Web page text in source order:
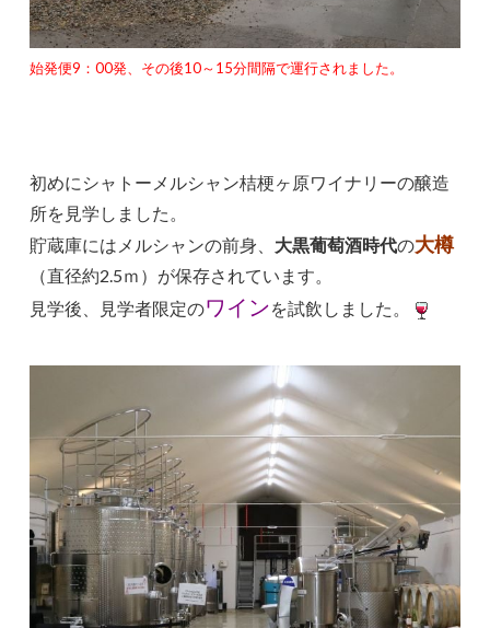
始発便9：00発、その後10～15分間隔で運行されました。
初めにシャトーメルシャン桔梗ヶ原ワイナリーの醸造
所を見学しました。
貯蔵庫にはメルシャンの前身、 大黒葡萄酒時代の大樽
（直径約2.5ｍ）が保存されています。
見学後、見学者限定のワインを試飲しました。